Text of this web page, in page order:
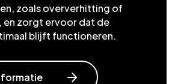
zoals oververhitting of
en zorgt ervoor dat de
blijft functioneren.